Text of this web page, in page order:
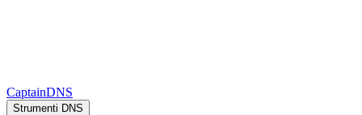
CaptainDNS
Strumenti DNS